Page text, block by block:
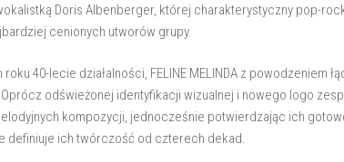
Doris Albenberger, której charakterystyczny pop-
cenionych utworów grupy.
roku 40-lecie działalności, FELINE MELINDA z powodzeniem
Oprócz odświeżonej identyfikacji wizualnej i nowego logo
kompozycji, jednocześnie potwierdzając ich
definiuje ich twórczość od czterech dekad.